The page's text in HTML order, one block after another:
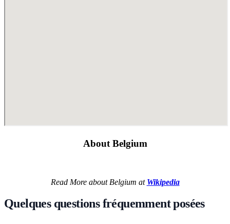
About Belgium
Read More about Belgium at Wikipedia
Quelques questions fréquemment posées